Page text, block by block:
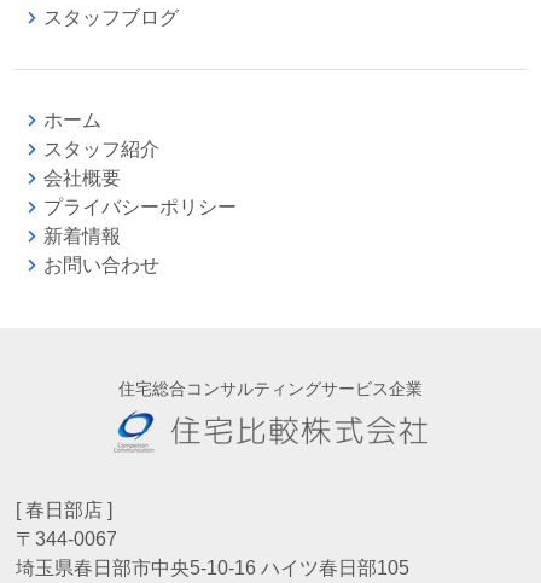
スタッフブログ
ホーム
スタッフ紹介
会社概要
プライバシーポリシー
新着情報
お問い合わせ
住宅総合コンサルティングサービス企業
[ 春日部店 ]
〒344-0067
埼玉県春日部市中央5-10-16 ハイツ春日部105